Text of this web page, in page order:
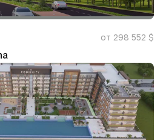
от 298 552 $